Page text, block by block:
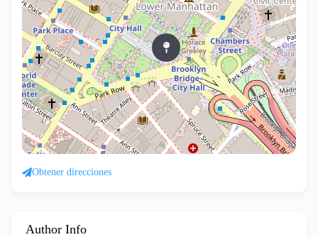
Obtener direcciones
Author Info